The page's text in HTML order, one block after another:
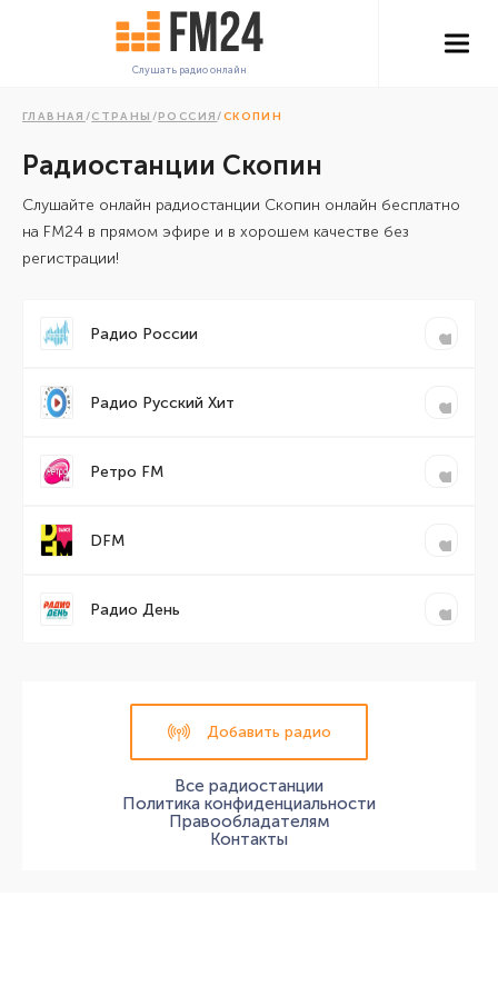
Слушать радио онлайн
ГЛАВНАЯ /СТРАНЫ /РОССИЯ/СКОПИН
Радиостанции Скопин
Cлушайте онлайн радиостанции Скопин онлайн бесплатно
на FM24 в прямом эфире и в хорошем качестве без
регистрации!
Радио России
Радио Русский Хит
Ретро FM
DFM
Радио День
Добавить радио
Все радиостанции
Политика конфиденциальности
Правообладателям
Контакты